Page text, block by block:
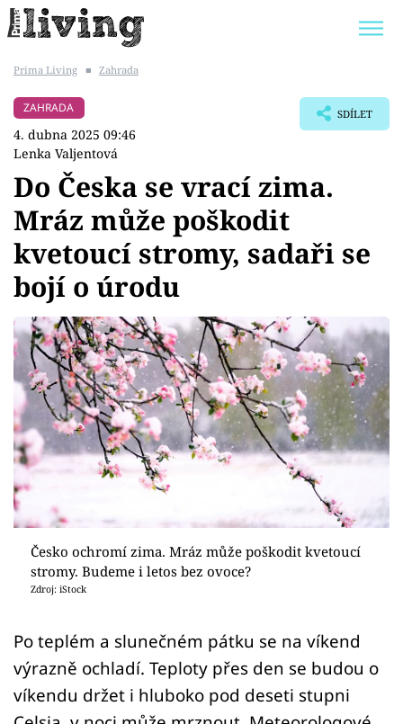
BYDLENÍ SLAVNÝCH
Témata
Bydlení
Zahrada
Design
Sledujte prima+
Přihlášení
Sledujte nás
Prima Living ■ Zahrada
ZAHRADA
4. dubna 2025 09:46
Lenka Valjentová
SDÍLET
Do Česka se vrací zima.
Mráz může poškodit
kvetoucí stromy, sadaři se
bojí o úrodu
Česko ochromí zima. Mráz může poškodit kvetoucí
stromy. Budeme i letos bez ovoce?
Zdroj: iStock
Po teplém a slunečném pátku se na víkend
výrazně ochladí. Teploty přes den se budou o
víkendu držet i hluboko pod deseti stupni